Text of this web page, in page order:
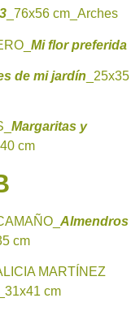
_76x56 cm_Arches
Mi flor preferida
de mi jardín _25x35
Margaritas y
cm
Almendros
cm
MARTÍNEZ
_31x41 cm